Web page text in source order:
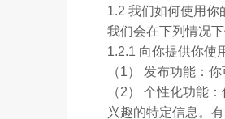
1.2 我们如何使用你
我们会在下列情况
1.2.1 向你提供你使
（1） 发布功能：
（2） 个性化功能
兴趣的特定信息。